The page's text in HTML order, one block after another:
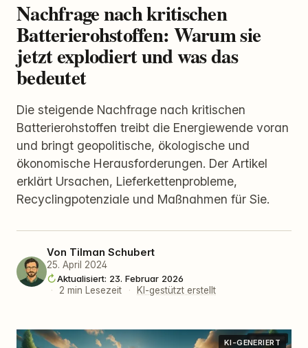
Nachfrage nach kritischen
Batterierohstoffen: Warum sie
jetzt explodiert und was das
bedeutet
Die steigende Nachfrage nach kritischen
Batterierohstoffen treibt die Energiewende voran
und bringt geopolitische, ökologische und
ökonomische Herausforderungen. Der Artikel
erklärt Ursachen, Lieferkettenprobleme,
Recyclingpotenziale und Maßnahmen für Sie.
Von Tilman Schubert
25. April 2024
Aktualisiert: 23. Februar 2026
·
2 min Lesezeit · KI-gestützt erstellt
KI-GENERIERT